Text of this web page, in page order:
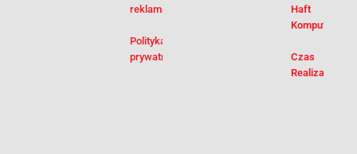
Haft
Komputerowy
Czas
Realizacji
reklamacje
Polityka
prywatności